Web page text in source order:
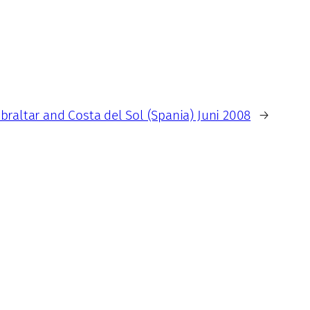
and Costa del Sol (Spania) Juni 2008 →